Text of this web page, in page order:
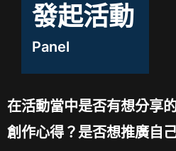
發起活動
Panel
在活動當中是否有想分享
創作心得？是否想推廣自